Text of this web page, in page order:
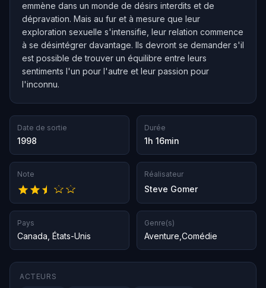
emmène dans un monde de désirs interdits et de
dépravation. Mais au fur et à mesure que leur
exploration sexuelle s'intensifie, leur relation commence
à se désintégrer davantage. Ils devront se demander s'il
est possible de trouver un équilibre entre leurs
sentiments l'un pour l'autre et leur passion pour
l'inconnu.
Date de sortie
1998
Durée
1h 16min
Note Réalisateur
Steve Gomer
Pays
Canada États-Unis
Genre(s)
Aventure Comédie
ACTEURS